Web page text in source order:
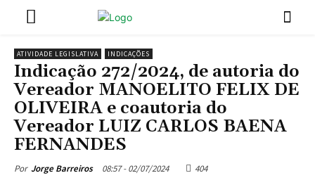
ATIVIDADE LEGISLATIVA INDICAÇÕES
Indicação 272/2024, de autoria do
Vereador MANOELITO FELIX DE
OLIVEIRA e coautoria do
Vereador LUIZ CARLOS BAENA
FERNANDES
Por Jorge Barreiros 08:57 - 02/07/2024 404